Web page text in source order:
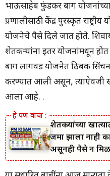
नाविन्यपूर्ण गोष्टी
शासन निर्णय
भाऊसाहेब फुंडकर बाग
प्रणालीसाठी केंद्र पुरस्कृत
योजनेचे पैसे दिले जात होते.
शेतकऱ्यांना इतर योजनांमधून
बाग लागवड योजनेत ठिबक
करण्यात आली असून, त्याऐवजी
आला आहे. .
शेतकऱ्यांच्या
जमा झाला नाही
असूनही पैसे न
माहिती जाणून घ्या.